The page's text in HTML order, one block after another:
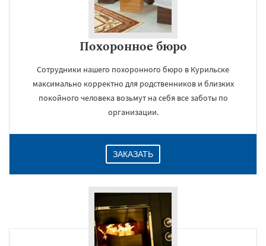
Похоронное бюро
Сотрудники нашего похоронного бюро в Курильске
максимально корректно для родственников и близких
покойного человека возьмут на себя все заботы по
организации.
ЗАКАЗАТЬ